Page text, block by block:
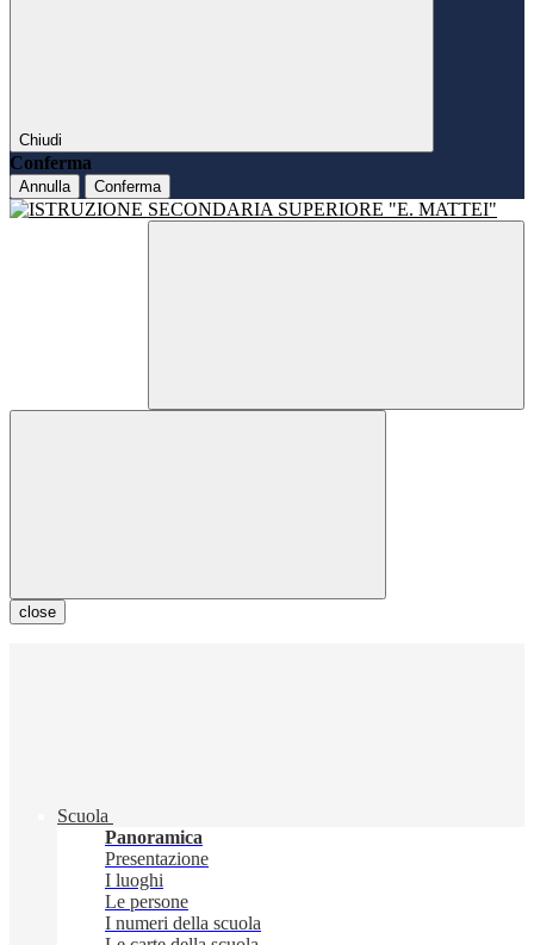
Chiudi
Conferma
Annulla Conferma
close
Scuola
Panoramica
Presentazione
I luoghi
Le persone
I numeri della scuola